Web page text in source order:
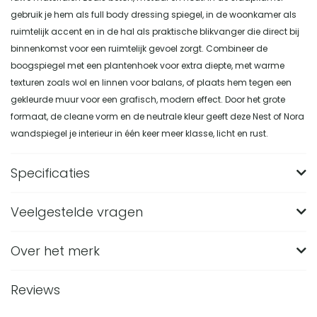
gebruik je hem als full body dressing spiegel, in de woonkamer als
ruimtelijk accent en in de hal als praktische blikvanger die direct bij
binnenkomst voor een ruimtelijk gevoel zorgt. Combineer de
boogspiegel met een plantenhoek voor extra diepte, met warme
texturen zoals wol en linnen voor balans, of plaats hem tegen een
gekleurde muur voor een grafisch, modern effect. Door het grote
formaat, de cleane vorm en de neutrale kleur geeft deze Nest of Nora
wandspiegel je interieur in één keer meer klasse, licht en rust.
Specificaties
Merk
Hoogte (in CM)
Veelgestelde vragen
Wat zijn de afmetingen van de Nest of Nora
De spiegel is 193 cm hoog, 66 cm breed en 3 cm diep. Door
Over het merk
Reviews